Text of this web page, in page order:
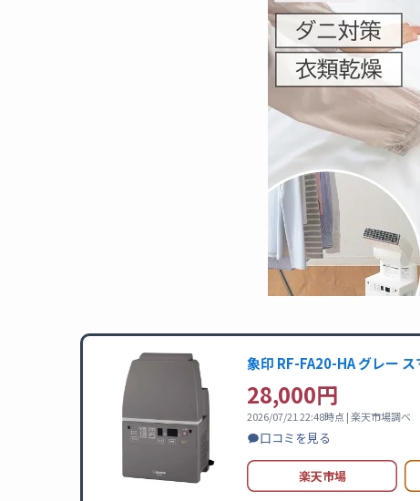
象印 RF-FA20-HA グレー
28,000円
2026/07/21 22:48時点 | 楽天市場調べ
口コミを見る
楽天市場